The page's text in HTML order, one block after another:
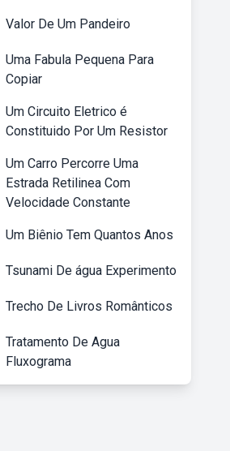
Valor De Um Pandeiro
Uma Fabula Pequena Para
Copiar
Um Circuito Eletrico é
Constituido Por Um Resistor
Um Carro Percorre Uma
Estrada Retilinea Com
Velocidade Constante
Um Biênio Tem Quantos Anos
Tsunami De água Experimento
Trecho De Livros Românticos
Tratamento De Agua
Fluxograma